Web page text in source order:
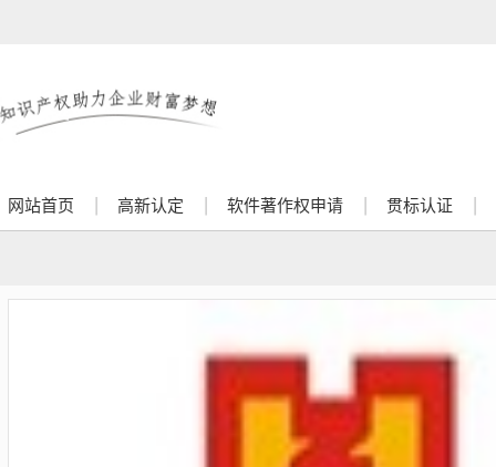
网站首页 高新认定 软件著作权申请 贯标认证